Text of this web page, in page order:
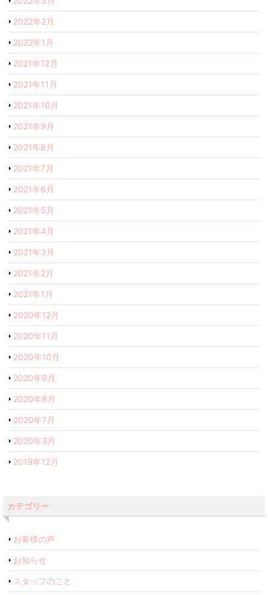
2022年2月
2022年1月
2021年12月
2021年11月
2021年10月
2021年9月
2021年8月
2021年7月
2021年6月
2021年5月
2021年4月
2021年3月
2021年2月
2021年1月
2020年12月
2020年11月
2020年10月
2020年9月
2020年8月
2020年7月
2020年3月
2019年12月
カテゴリー
お客様の声
お知らせ
スタッフのこと